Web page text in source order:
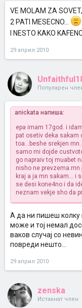
VE MOLAM ZA
2 PATI MESECNO...
I NESTO KAKO
29 април 2010
Популарен
anickata напиша:
epa imam 17god. i
pat osetiv deka sakam
toa...beshe srekjen
samo mi dojde
go napraiv toj muabet
nisho ne
kraj a ja mn sakam... i
se desi kone4no i da
neznam vekje sho da
А да ни пишеш колку
може и тој немал
ваков случај со
повреди нешто...
29 април 2010
zenska
Истакнат член